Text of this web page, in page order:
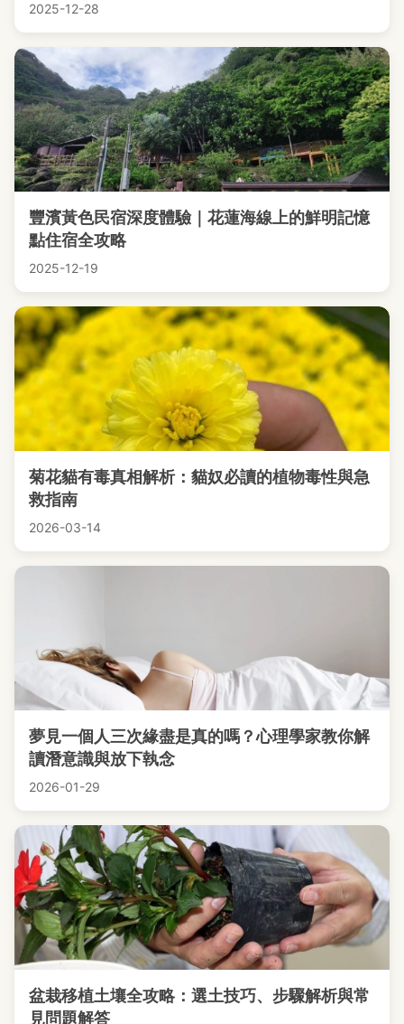
2025-12-28
豐濱黃色民宿深度體驗｜花蓮海線上的鮮明記憶
點住宿全攻略
2025-12-19
菊花貓有毒真相解析：貓奴必讀的植物毒性與急
救指南
2026-03-14
夢見一個人三次緣盡是真的嗎？心理學家教你解
讀潛意識與放下執念
2026-01-29
盆栽移植土壤全攻略：選土技巧、步驟解析與常
見問題解答